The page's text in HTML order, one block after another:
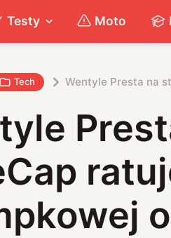
Testy Moto
Tech Wentyle Presta na